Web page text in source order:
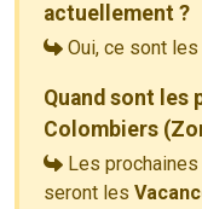
actuellement ?
Oui, ce sont les
Quand sont les
Colombiers
Les
seront les